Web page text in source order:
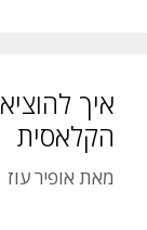
הקלאסית
מאת אופיר עוז